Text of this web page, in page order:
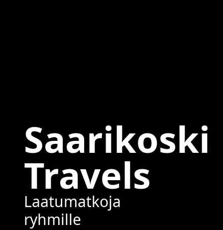
Saarikoski
Travels
Laatumatkoja
ryhmille